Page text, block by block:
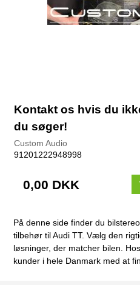
Kontakt os hvis du
du søger!
Custom Audio
91201222948998
0,00 DKK
På denne side finder du
tilbehør til Audi TT. Vælg den
løsninger, der matcher bilen.
kunder i hele Danmark med at